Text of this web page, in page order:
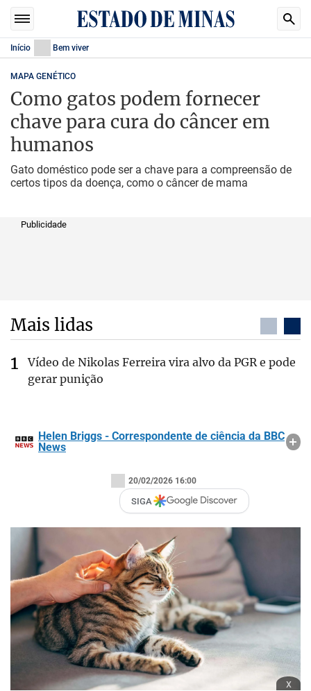
Início Bem viver
MAPA GENÉTICO
Como gatos podem fornecer
chave para cura do câncer em
humanos
Gato doméstico pode ser a chave para a compreensão de
certos tipos da doença, como o câncer de mama
Publicidade
Mais lidas
Vídeo de Nikolas Ferreira vira alvo da PGR e pode
gerar punição
Helen Briggs - Correspondente de ciência da BBC
News
20/02/2026 16:00
SIGA
x